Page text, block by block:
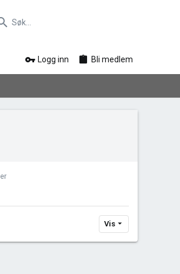
Logg inn Bli medlem
Vis